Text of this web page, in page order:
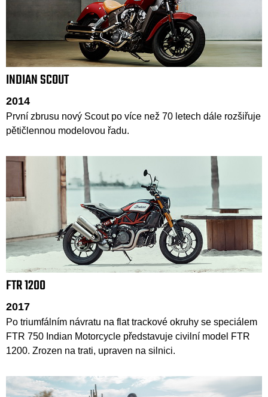
INDIAN SCOUT
2014
První zbrusu nový Scout po více než 70 letech dále rozšiřuje
pětičlennou modelovou řadu.
FTR 1200
2017
Po triumfálním návratu na flat trackové okruhy se speciálem
FTR 750 Indian Motorcycle představuje civilní model FTR
1200. Zrozen na trati, upraven na silnici.